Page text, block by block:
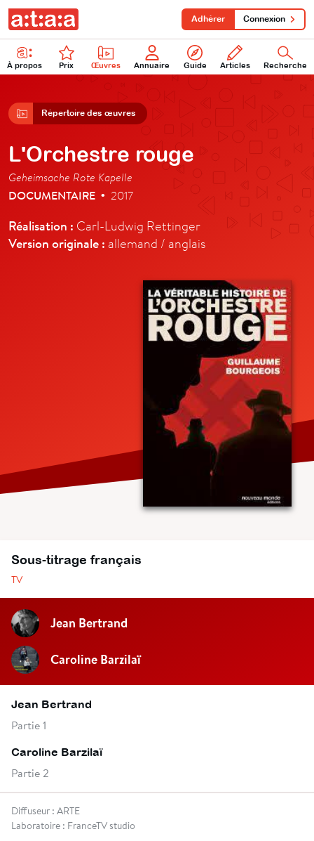
À propos Prix Œuvres Annuaire Guide Articles Recherche
Adhérer Connexion
Répertoire des œuvres
L'Orchestre rouge
Geheimsache Rote Kapelle
DOCUMENTAIRE • 2017
Réalisation : Carl-Ludwig Rettinger
Version originale : allemand / anglais
Sous-titrage français
TV
Jean Bertrand
Caroline Barzilaï
Jean Bertrand
Partie 1
Caroline Barzilaï
Partie 2
Diffuseur : ARTE
Laboratoire : FranceTV studio